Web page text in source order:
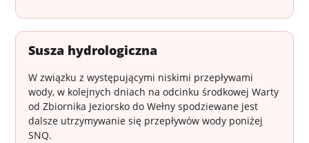
Susza hydrologiczna
W związku z występującymi niskimi przepływami
wody, w kolejnych dniach na odcinku środkowej Warty
od Zbiornika Jeziorsko do Wełny spodziewane jest
dalsze utrzymywanie się przepływów wody poniżej
SNQ.